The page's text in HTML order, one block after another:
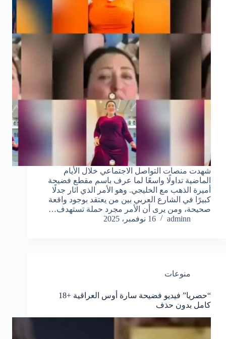
شهدت منصات التواصل الاجتماعي خلال الأيام
الماضية تداولًا واسعًا لما عرف باسم مقطع فضيحة
أميرة الذهب مع الخليجي. وهو الأمر الذي اثار جدلًا
كبيرًا في الشارع العربي بين من يعتقد بوجود واقعة
صحيحة، ومن يرى أن الأمر مجرد حملة تستهدف…
adminn
16 نوفمبر، 2025
منوعات
“حصريا” فيديو فضيحة سارة أوس العراقية +18
كامل بدون حذف